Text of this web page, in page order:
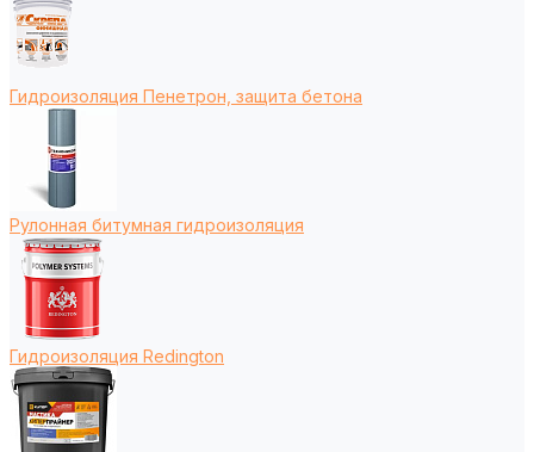
Гидроизоляция Пенетрон, защита бетона
Рулонная битумная гидроизоляция
Гидроизоляция Redington